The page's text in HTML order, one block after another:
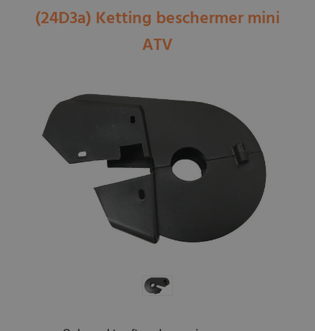
(24D3a) Ketting beschermer mini
ATV